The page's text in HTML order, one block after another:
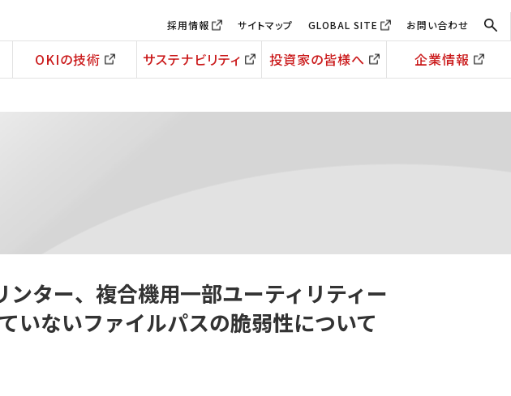
採用情報 サイトマップ GLOBAL SITE お問い合わせ
OKIの技術 サステナビリティ 投資家の皆様へ 企業情報
ター、複合機用一部ユーティリティー
いないファイルパスの脆弱性について